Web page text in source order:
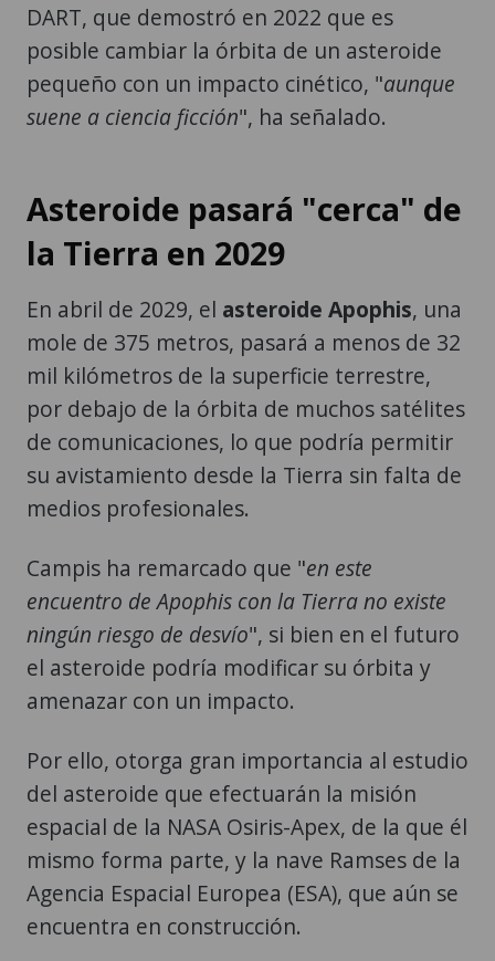
DART, que demostró en 2022 que es
posible cambiar la órbita de un asteroide
pequeño con un impacto cinético, "aunque
suene a ciencia ficción", ha señalado.
Asteroide pasará "cerca" de
la Tierra en 2029
En abril de 2029, el asteroide Apophis, una
mole de 375 metros, pasará a menos de 32
mil kilómetros de la superficie terrestre,
por debajo de la órbita de muchos satélites
de comunicaciones, lo que podría permitir
su avistamiento desde la Tierra sin falta de
medios profesionales.
Campis ha remarcado que "en este
encuentro de Apophis con la Tierra no existe
ningún riesgo de desvío", si bien en el futuro
el asteroide podría modificar su órbita y
amenazar con un impacto.
Por ello, otorga gran importancia al estudio
del asteroide que efectuarán la misión
espacial de la NASA Osiris-Apex, de la que él
mismo forma parte, y la nave Ramses de la
Agencia Espacial Europea (ESA), que aún se
encuentra en construcción.